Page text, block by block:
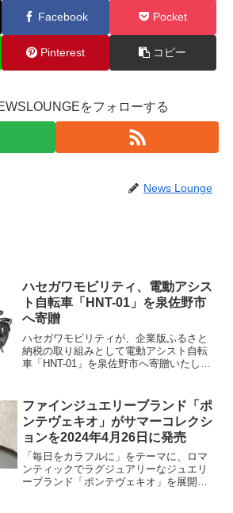
Facebook Pocket
Pinterest コピー
をフォローする
News Lounge
ハセガワモビリティ、電動アシス
ト自転車「HNT-01」を泉佐野市
へ寄贈
ハセガワモビリティが、企業版ふるさと
納税の取り組みとして電動アシスト自転
車「HNT-01」を泉佐野市へ寄贈いたしま
最大級の電動二輪モビリティブランド）
寄贈先：...
ファインジュエリーブランド「ポ
ンテヴェキオ」がサマーコレクシ
ョンを2024年4月26日に発売
「毎日をカラフルに」をテーマに、ロマ
ンティックでラグジュアリーなジュエリ
ーブランド「ポンテヴェキオ」を展開す